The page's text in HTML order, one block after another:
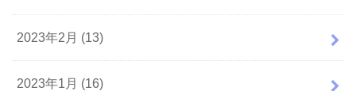
2023年2月 (13)
2023年1月 (16)